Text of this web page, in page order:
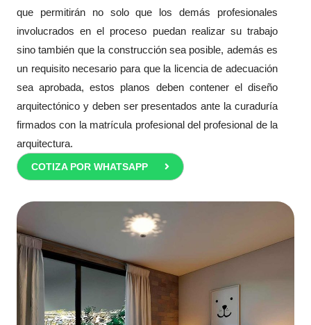
que permitirán no solo que los demás profesionales
involucrados en el proceso puedan realizar su trabajo
sino también que la construcción sea posible, además es
un requisito necesario para que la licencia de adecuación
sea aprobada, estos planos deben contener el diseño
arquitectónico y deben ser presentados ante la curaduría
firmados con la matrícula profesional del profesional de la
arquitectura.
COTIZA POR WHATSAPP